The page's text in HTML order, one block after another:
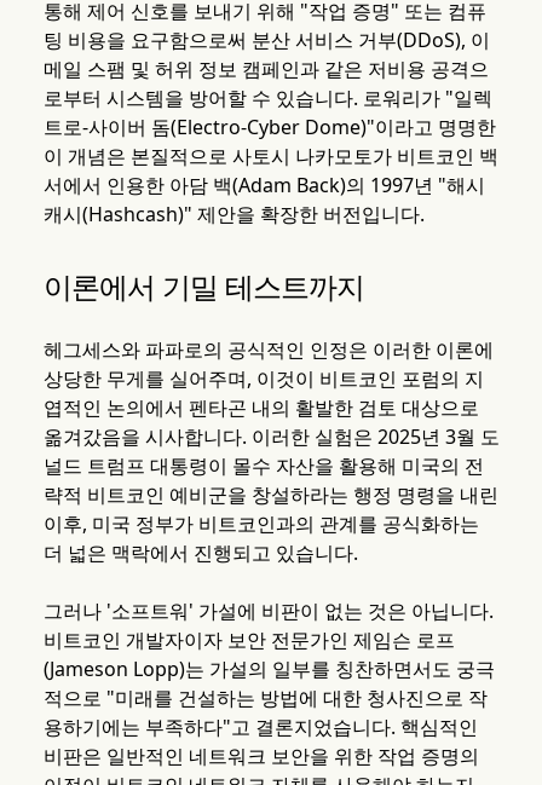
통해 제어 신호를 보내기 위해 "작업 증명" 또는 컴퓨
팅 비용을 요구함으로써 분산 서비스 거부(DDoS), 이
메일 스팸 및 허위 정보 캠페인과 같은 저비용 공격으
로부터 시스템을 방어할 수 있습니다. 로워리가 "일렉
트로-사이버 돔(Electro-Cyber Dome)"이라고 명명한
이 개념은 본질적으로 사토시 나카모토가 비트코인 백
서에서 인용한 아담 백(Adam Back)의 1997년 "해시
캐시(Hashcash)" 제안을 확장한 버전입니다.
이론에서 기밀 테스트까지
헤그세스와 파파로의 공식적인 인정은 이러한 이론에
상당한 무게를 실어주며, 이것이 비트코인 포럼의 지
엽적인 논의에서 펜타곤 내의 활발한 검토 대상으로
옮겨갔음을 시사합니다. 이러한 실험은 2025년 3월 도
널드 트럼프 대통령이 몰수 자산을 활용해 미국의 전
략적 비트코인 예비군을 창설하라는 행정 명령을 내린
이후, 미국 정부가 비트코인과의 관계를 공식화하는
더 넓은 맥락에서 진행되고 있습니다.
그러나 '소프트워' 가설에 비판이 없는 것은 아닙니다.
비트코인 개발자이자 보안 전문가인 제임슨 로프
(Jameson Lopp)는 가설의 일부를 칭찬하면서도 궁극
적으로 "미래를 건설하는 방법에 대한 청사진으로 작
용하기에는 부족하다"고 결론지었습니다. 핵심적인
비판은 일반적인 네트워크 보안을 위한 작업 증명의